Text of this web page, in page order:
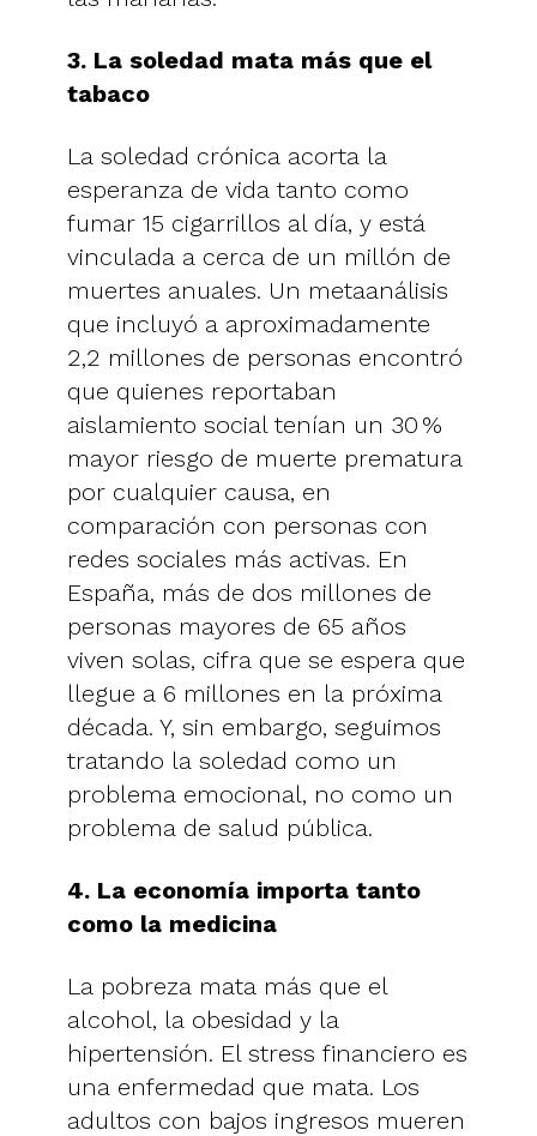
3. La soledad mata más que el
tabaco
La soledad crónica acorta la
esperanza de vida tanto como
fumar 15 cigarrillos al día, y está
vinculada a cerca de un millón de
muertes anuales. Un metaanálisis
que incluyó a aproximadamente
2,2 millones de personas encontró
que quienes reportaban
aislamiento social tenían un 30 %
mayor riesgo de muerte prematura
por cualquier causa, en
comparación con personas con
redes sociales más activas. En
España, más de dos millones de
personas mayores de 65 años
viven solas, cifra que se espera que
llegue a 6 millones en la próxima
década. Y, sin embargo, seguimos
tratando la soledad como un
problema emocional, no como un
problema de salud pública.
4. La economía importa tanto
como la medicina
La pobreza mata más que el
alcohol, la obesidad y la
hipertensión. El stress financiero es
una enfermedad que mata. Los
adultos con bajos ingresos mueren